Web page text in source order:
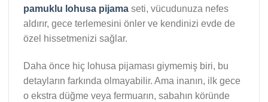
pamuklu lohusa pijama seti, vücudunuza nefes
aldırır, gece terlemesini önler ve kendinizi evde de
özel hissetmenizi sağlar.
Daha önce hiç lohusa pijaması giymemiş biri, bu
detayların farkında olmayabilir. Ama inanın, ilk gece
o ekstra düğme veya fermuarın, sabahın köründe